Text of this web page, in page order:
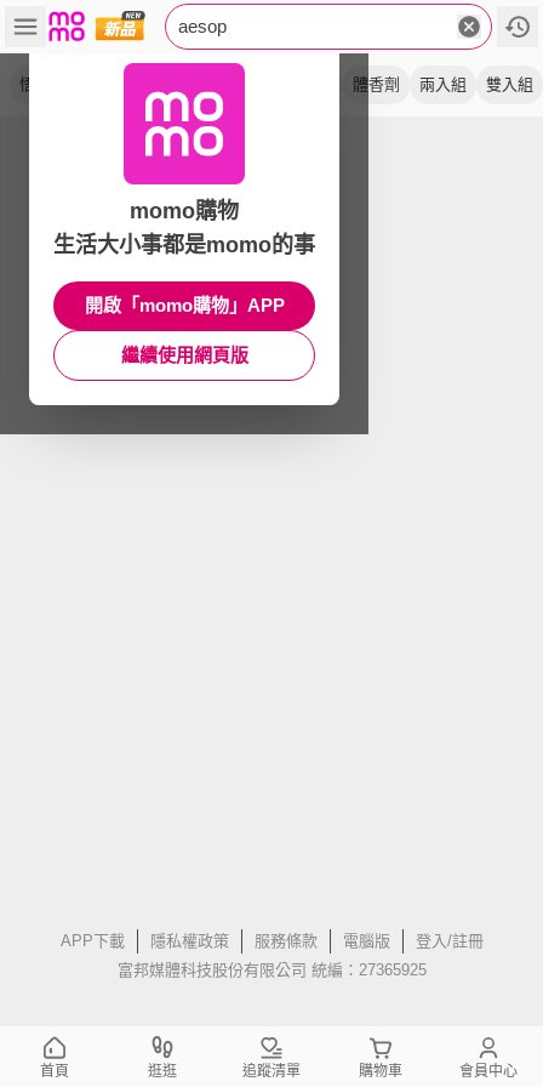
aesop
悟香水 體香劑 兩入組 雙入組
APP下載 隱私權政策 服務條款 電腦版
登入/註冊
富邦媒體科技股份有限公司 統編：27365925
momo購物
生活大小事都是momo的事
開啟「momo購物」APP
繼續使用網頁版
首頁 逛逛 追蹤清單 購物車 會員中心